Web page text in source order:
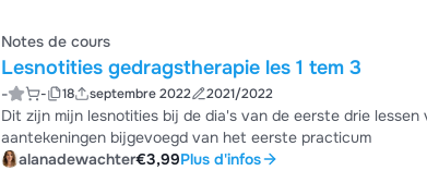
Notes de cours
Lesnotities gedragstherapie les 1 tem 3
- - 18 septembre 2022 2021/2022
Dit zijn mijn lesnotities bij de dia's van de eerste drie
aantekeningen bijgevoegd van het eerste practicum
alanadewachter€3,99Plus d'infos